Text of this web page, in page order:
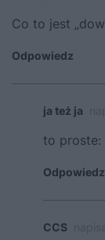
Co to jest
Odpowiedz
ja też ja
to
Odpowiedz
CCS